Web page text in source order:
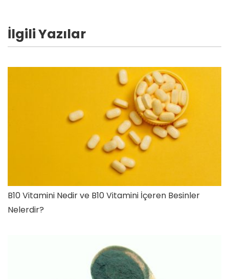
İlgili Yazılar
B10 Vitamini Nedir ve B10 Vitamini İçeren Besinler
Nelerdir?